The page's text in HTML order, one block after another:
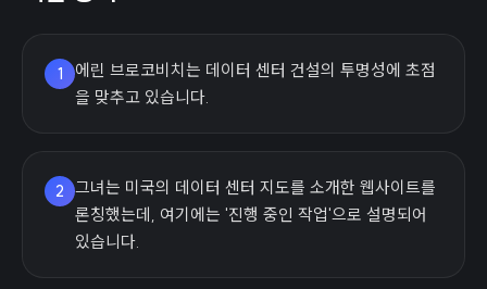
1
에린 브로코비치는 데이터 센터 건설의 투명성에 초점
을 맞추고 있습니다.
2
그녀는 미국의 데이터 센터 지도를 소개한 웹사이트를
론칭했는데, 여기에는 '진행 중인 작업'으로 설명되어
있습니다.